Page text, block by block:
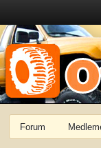
Forum